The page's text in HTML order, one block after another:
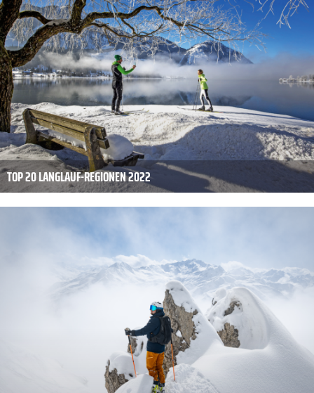
TOP 20 LANGLAUF-REGIONEN 2022